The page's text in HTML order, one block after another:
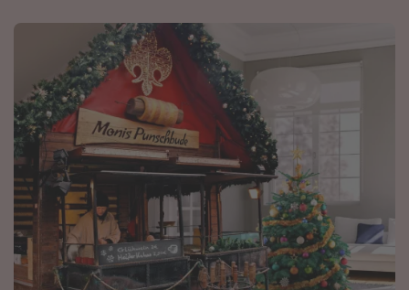
Pauschalreisen
Kreuzfahrten
Reiseziele
Alle Reiseziele
Bodensee Urlaub
Gozo Urlaub
Normandie Urlaub